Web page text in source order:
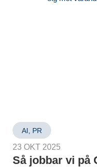
AI PR
23 OKT 2025
Så jobbar vi på